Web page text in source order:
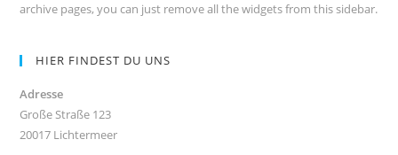
archive pages, you can just remove all the widgets from this sidebar.
HIER FINDEST DU UNS
Adresse
Große Straße 123
20017 Lichtermeer